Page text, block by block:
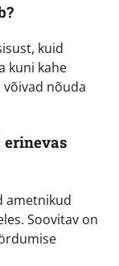
kuid
kuni kahe
nõuda
erinevas
ametnikud
Soovitav on